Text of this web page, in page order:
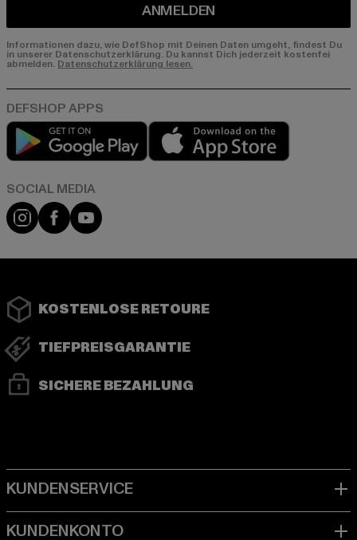
ANMELDEN
Informationen dazu, wie DefShop mit Deinen Daten umgeht, findest Du
in unserer Datenschutzerklärung. Du kannst Dich jederzeit kostenfei
abmelden. Datenschutzerklärung lesen.
Play market
Instagram
FacebookYouTube
KOSTENLOSE RETOURE
TIEFPREISGARANTIE
SICHERE BEZAHLUNG